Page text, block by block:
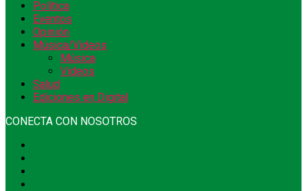
Política
Eventos
Opinión
Música/Videos
Música
Videos
Salud
Ediciones en Digital
CONECTA CON NOSOTROS